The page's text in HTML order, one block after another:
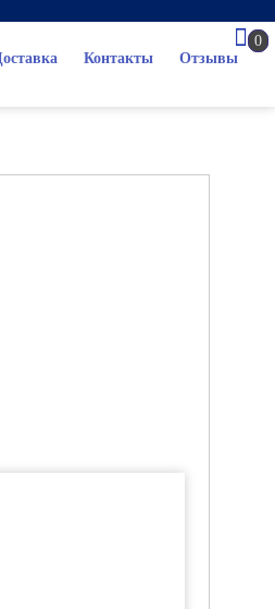
Контакты Отзывы
0